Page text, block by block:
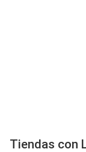
Tiendas con